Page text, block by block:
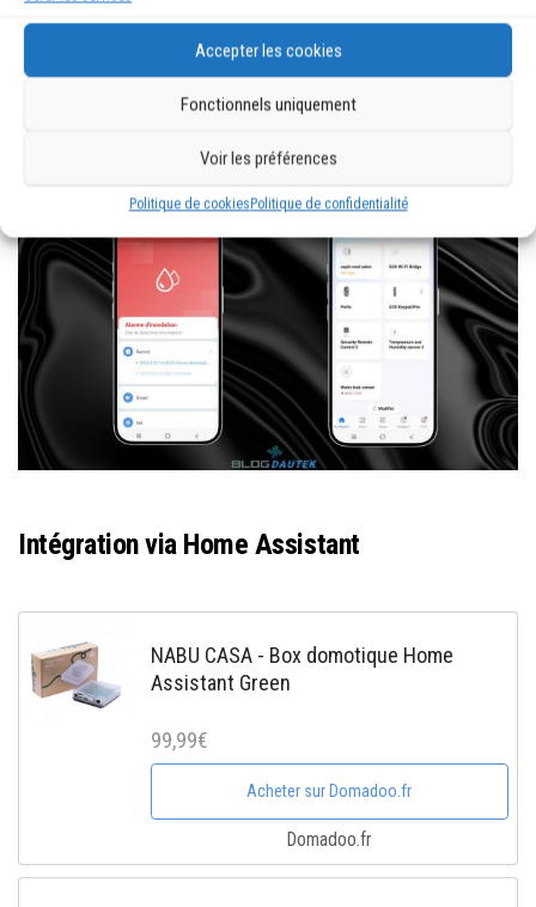
Accepter les cookies
Fonctionnels uniquement
Voir les préférences
Politique de cookiesPolitique de confidentialité
Sur l’application, l’alerte est évidemment en rouge et
redevient bleu quand c’est terminé. Sur la page
d’accueil, vous voyez l’alerte.
Intégration via Home Assistant
NABU CASA - Box domotique Home
Assistant Green
99,99€
Acheter sur Domadoo.fr
Domadoo.fr